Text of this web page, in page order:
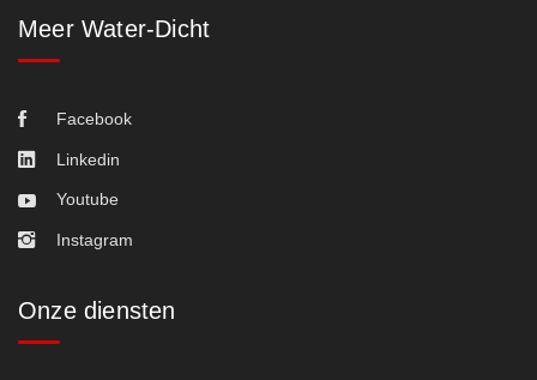
Meer Water-Dicht
Facebook
Linkedin
Youtube
Instagram
Onze diensten